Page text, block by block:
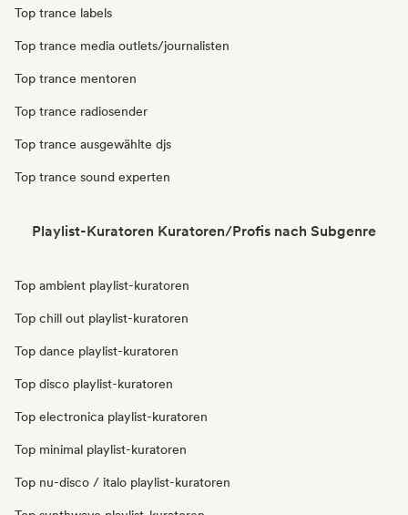
Top trance labels
Top trance media outlets/journalisten
Top trance mentoren
Top trance radiosender
Top trance ausgewählte djs
Top trance sound experten
Playlist-Kuratoren Kuratoren/Profis nach Subgenre
Top ambient playlist-kuratoren
Top chill out playlist-kuratoren
Top dance playlist-kuratoren
Top disco playlist-kuratoren
Top electronica playlist-kuratoren
Top minimal playlist-kuratoren
Top nu-disco / italo playlist-kuratoren